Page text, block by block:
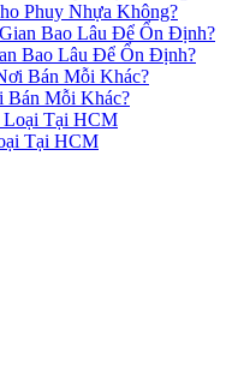
Phuy Nhựa Không?
Bao Lâu Để Ổn Định?
Bán Mỗi Khác?
Tại HCM